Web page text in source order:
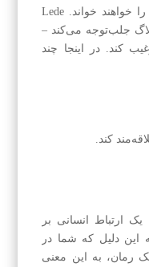
درصد از خوانندگان شما کل مطلب را خواهند خواند. Lede
جلب‌توجه می‌کند –
کند. در اینجا چند
کند.
ارتباط انسانی بر
این دلیل که شما در
رمان، به این معنی